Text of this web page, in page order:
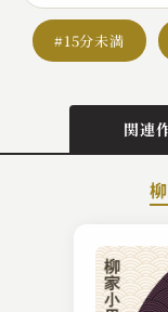
#15分未満
関連